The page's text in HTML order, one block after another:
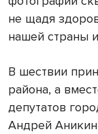
не щадя
нашей страны
В шествии
района, а
депутатов
Андрей Аникин